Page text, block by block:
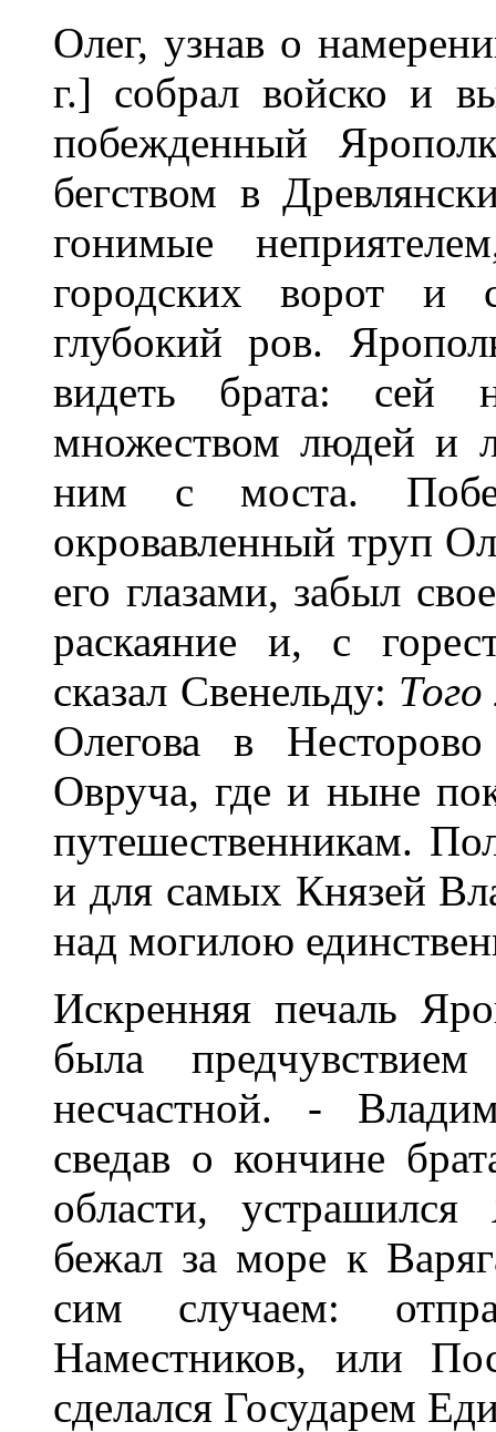
Олег, узнав о
г.] собрал войско и
побежденный
бегством в
гонимые
городских ворот и
глубокий ров.
видеть брата: сей
множеством людей и
ним с моста.
окровавленный труп
его глазами, забыл
раскаяние и, с
сказал Свенельду:
Олегова в
Овруча, где и ныне
путешественникам.
и для самых Князей
над могилою
Искренняя печаль
была
несчастной. -
сведав о кончине
области,
бежал за море к
сим случаем:
Наместников, или
сделался Государем